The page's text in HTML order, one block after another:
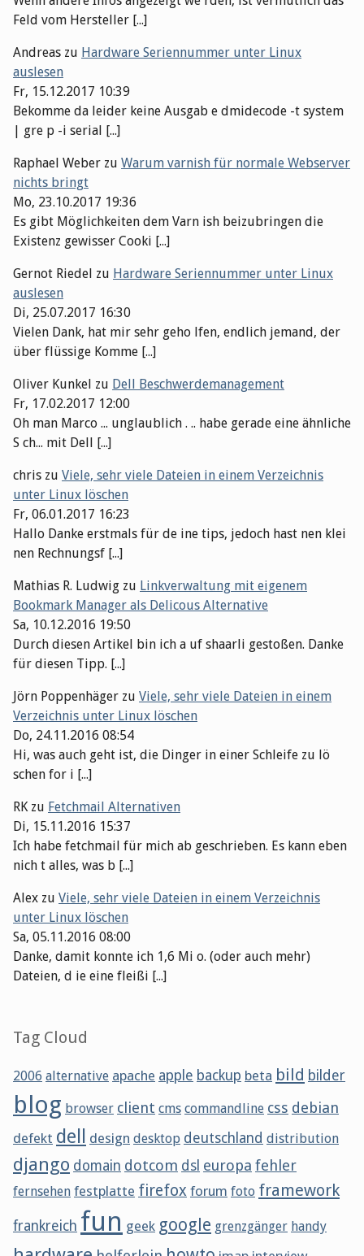
Feld vom Hersteller [...]
Andreas zu Hardware Seriennummer unter Linux
auslesen
Fr, 15.12.2017 10:39
Bekomme da leider keine Ausgab e dmidecode -t system
| gre p -i serial [...]
Raphael Weber zu Warum varnish für normale Webserver
nichts bringt
Mo, 23.10.2017 19:36
Es gibt Möglichkeiten dem Varn ish beizubringen die
Existenz gewisser Cooki [...]
Gernot Riedel zu Hardware Seriennummer unter Linux
auslesen
Di, 25.07.2017 16:30
Vielen Dank, hat mir sehr geho lfen, endlich jemand, der
über flüssige Komme [...]
Oliver Kunkel zu Dell Beschwerdemanagement
Fr, 17.02.2017 12:00
Oh man Marco ... unglaublich . .. habe gerade eine ähnliche
S ch... mit Dell [...]
chris zu Viele, sehr viele Dateien in einem Verzeichnis
unter Linux löschen
Fr, 06.01.2017 16:23
Hallo Danke erstmals für de ine tips, jedoch hast nen klei
nen Rechnungsf [...]
Mathias R. Ludwig zu Linkverwaltung mit eigenem
Bookmark Manager als Delicous Alternative
Sa, 10.12.2016 19:50
Durch diesen Artikel bin ich a uf shaarli gestoßen. Danke
für diesen Tipp. [...]
Jörn Poppenhäger zu Viele, sehr viele Dateien in einem
Verzeichnis unter Linux löschen
Do, 24.11.2016 08:54
Hi, was auch geht ist, die Dinger in einer Schleife zu lö
schen for i [...]
RKzu Fetchmail Alternativen
Di, 15.11.2016 15:37
Ich habe fetchmail für mich ab geschrieben. Es kann eben
nich t alles, was b [...]
Alex zu Viele, sehr viele Dateien in einem Verzeichnis
unter Linux löschen
Sa, 05.11.2016 08:00
Danke, damit konnte ich 1,6 Mi o. (oder auch mehr)
Dateien, d ie eine fleißi [...]
Tag Cloud
2006 alternative apache apple backup beta bild bilder
blog browser client cms commandline css debian
defekt dell design desktop deutschland distribution
django domain dotcom dsl europa fehler
fernsehen festplatte firefox forum foto framework
frankreich fun geek google grenzgänger handy